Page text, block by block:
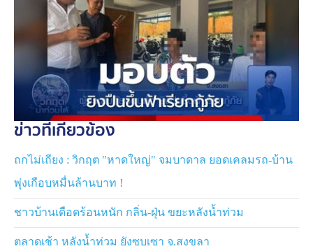
ข่าวที่เกี่ยวข้อง
ถกไม่เถียง : วิกฤต "หาดใหญ่" จมบาดาล ยอดเคลมรถ-บ้าน
พุ่งเกือบหมื่นล้านบาท !
ชาวบ้านเดือดร้อนหนัก กลิ่น-ฝุ่น ขยะหลังน้ำท่วม
ตลาดเช้า หลังน้ำท่วม ยังซบเซา จ.สงขลา